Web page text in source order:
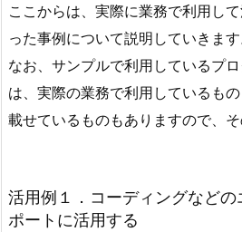
ここからは、実際に業務で利用し
った事例について説明していきます
なお、サンプルで利用しているプ
は、実際の業務で利用しているも
載せているものもありますので、そ
活用例１．コーディングなど
ポートに活用する